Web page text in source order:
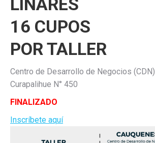
16 CUPOS
POR TALLER
Centro de Desarrollo de Negocios (CDN)
Curapalihue N° 450
FINALIZADO
Inscríbete aquí